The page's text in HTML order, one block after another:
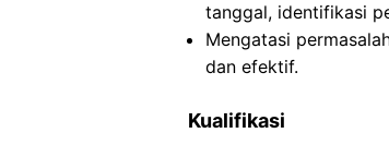
tanggal, identifikasi
Mengatasi
dan efektif.
Kualifikasi